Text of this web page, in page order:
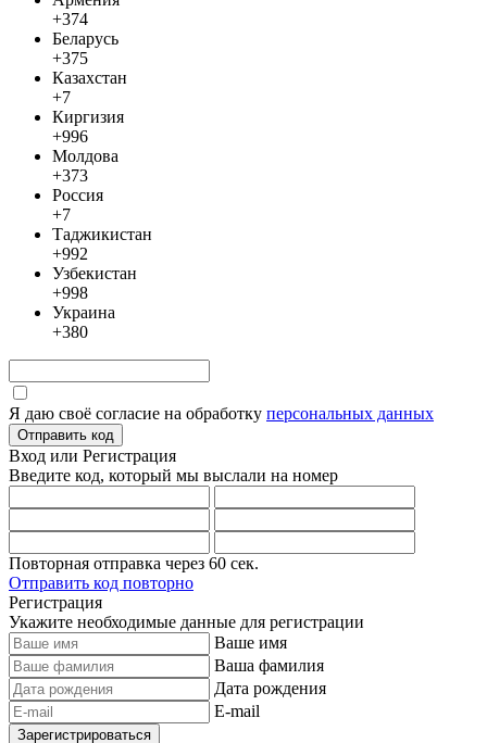
+374
Беларусь
+375
Казахстан
+7
Киргизия
+996
Молдова
+373
Россия
+7
Таджикистан
+992
Узбекистан
+998
Украина
+380
Я даю своё согласие на обработку персональных данных
Отправить код
Вход или Регистрация
Введите код, который мы выслали на номер
Повторная отправка через 60 сек.
Отправить код повторно
Регистрация
Укажите необходимые данные для регистрации
Ваше имя
Ваша фамилия
Дата рождения
E-mail
Зарегистрироваться